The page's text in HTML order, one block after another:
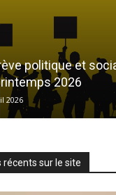
politique et
2026
2026
récents sur le site